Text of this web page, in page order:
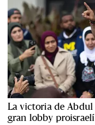
La victoria de Abdul
gran lobby